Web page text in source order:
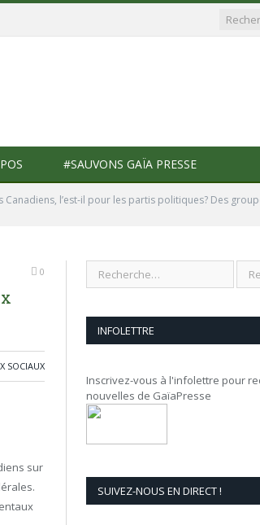
#SAUVONS GAÏA PRESSE
l’est-il pour les partis politiques? Des
0
SOCIAUX
sur
INFOLETTRE
Inscrivez-vous à l'infolettre pour
nouvelles de GaïaPresse
SUIVEZ-NOUS EN DIRECT !